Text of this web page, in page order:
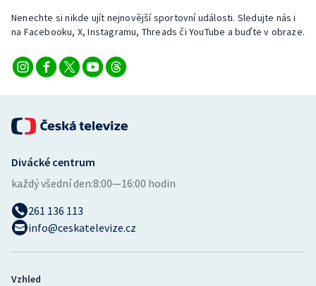
Triatlon
Veslování
Volejbal
Ostatní
Nenechte si nikde ujít nejnovější sportovní události. Sledujte nás i
na Facebooku, X, Instagramu, Threads či YouTube a buďte v obraze.
Divácké centrum
každý všední den:8:00—16:00 hodin
261 136 113
info@ceskatelevize.cz
Vzhled